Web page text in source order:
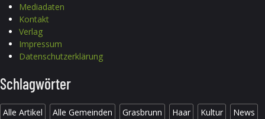
Mediadaten
Kontakt
Verlag
Impressum
Datenschutzerklärung
Schlagwörter
Alle Artikel Alle Gemeinden Grasbrunn Haar Kultur News